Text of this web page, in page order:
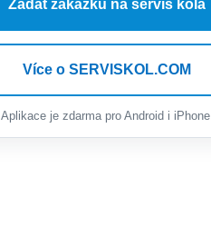
Zadat zakázku na servis kola
Více o SERVISKOL.COM
Aplikace je zdarma pro Android i iPhone.